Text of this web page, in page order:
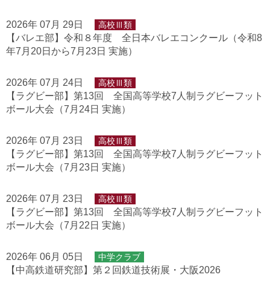
2026年 07月 29日 高校Ⅲ類
【バレエ部】令和８年度 全日本バレエコンクール（令和8
年7月20日から7月23日 実施）
2026年 07月 24日 高校Ⅲ類
【ラグビー部】第13回 全国高等学校7人制ラグビーフット
ボール大会（7月24日 実施）
2026年 07月 23日 高校Ⅲ類
【ラグビー部】第13回 全国高等学校7人制ラグビーフット
ボール大会（7月23日 実施）
2026年 07月 23日 高校Ⅲ類
【ラグビー部】第13回 全国高等学校7人制ラグビーフット
ボール大会（7月22日 実施）
2026年 06月 05日 中学クラブ
【中高鉄道研究部】第２回鉄道技術展・大阪2026